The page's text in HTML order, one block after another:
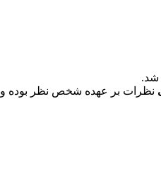
شد.
نظرات بر عهده شخص نظر بوده